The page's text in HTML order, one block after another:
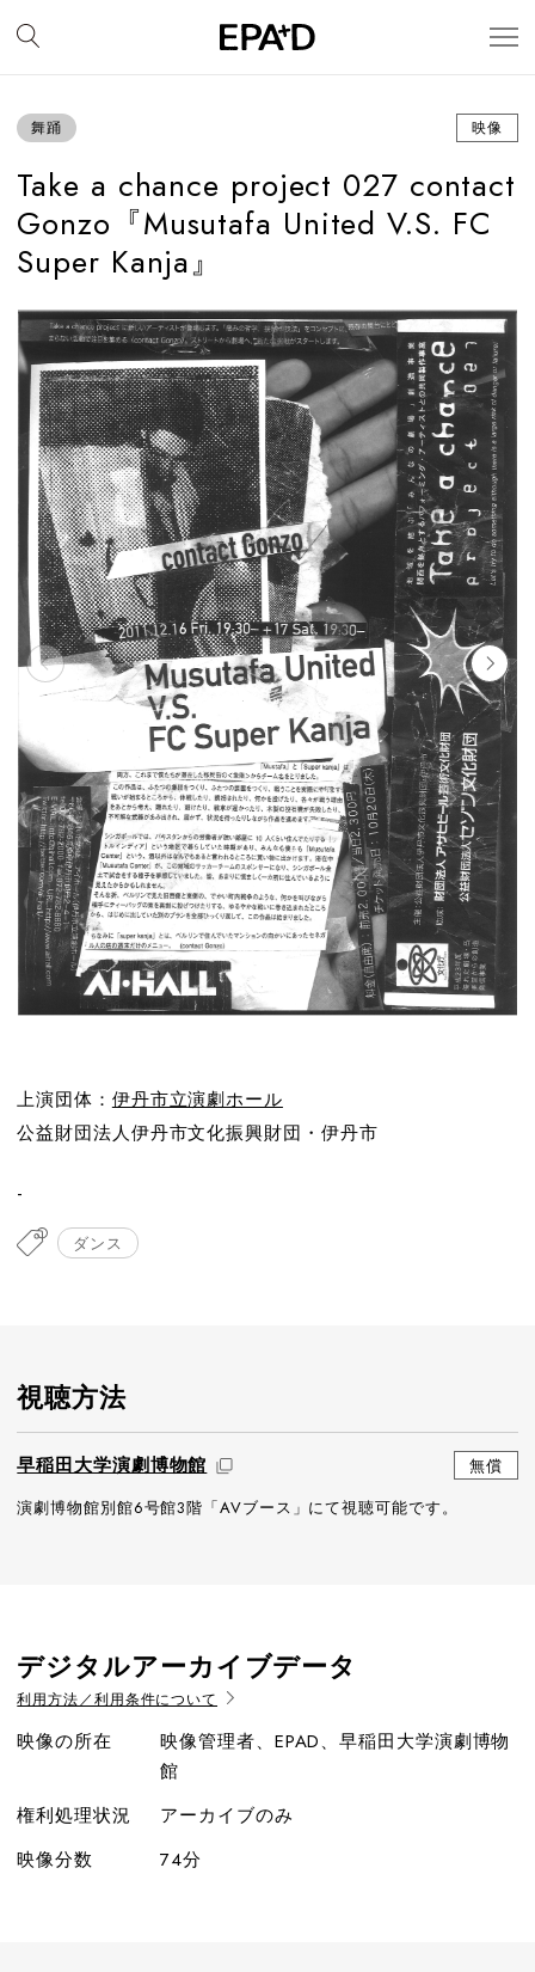
舞踊 映像
Take a chance project 027 contact
Gonzo『Musutafa United V.S. FC
Super Kanja』
上演団体： 伊丹市立演劇ホール
公益財団法人伊丹市文化振興財団・伊丹市
-
ダンス
視聴方法
早稲田大学演劇博物館
無償
演劇博物館別館6号館3階「AVブース」にて視聴可能です。
デジタルアーカイブデータ
利用方法／利用条件について
映像の所在
映像管理者、EPAD、早稲田大学演劇博物
館
権利処理状況
アーカイブのみ
映像分数
74分